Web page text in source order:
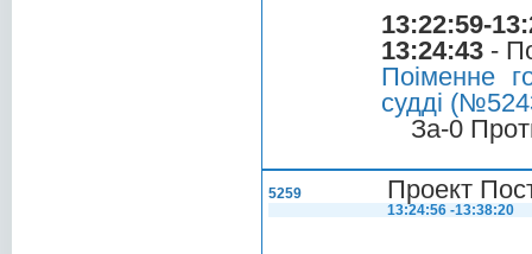
13:22:59-
13:24:43 -
Поіменне
судді
За-0
5259 Проект
13:24:56 -13:38:20